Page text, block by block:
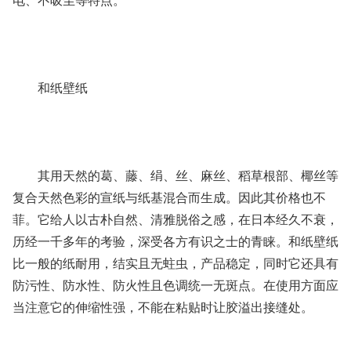
和纸壁纸
其用天然的葛、藤、绢、丝、麻丝、稻草根部、椰丝等
复合天然色彩的宣纸与纸基混合而生成。因此其价格也不
菲。它给人以古朴自然、清雅脱俗之感，在日本经久不衰，
历经一千多年的考验，深受各方有识之士的青睐。和纸壁纸
比一般的纸耐用，结实且无蛀虫，产品稳定，同时它还具有
防污性、防水性、防火性且色调统一无斑点。在使用方面应
当注意它的伸缩性强，不能在粘贴时让胶溢出接缝处。